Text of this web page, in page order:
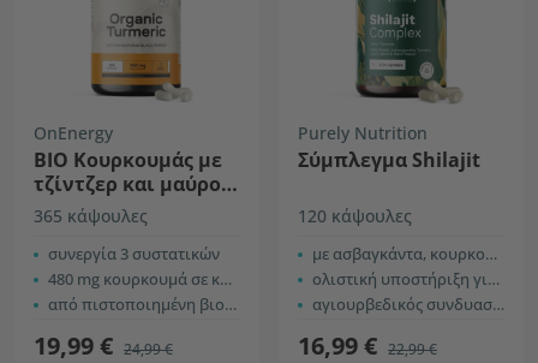
OnEnergy
ΒIO Κουρκουμάς με
τζίντζερ και μαύρο
πιπέρι
365 κάψουλες
συνεργία 3 συστατικών
480 mg κουρκουμά σε κάθε κάψουλα
από πιστοποιημένη βιολογική καλλιέργεια
19,99 € 24,99 €
Purely Nutrition
Σύμπλεγμα Shilajit
120 κάψουλες
με ασβαγκάντα, κουρκουμά και χαίτη λιονταριού
ολιστική υποστήριξη για το σώμα
αγιουρβεδικός συνδυασμός
16,99 € 22,99 €